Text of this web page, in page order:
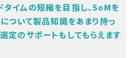
イムの短縮を目指し、SoMを
ついて製品知識をあまり持っ
定のサポートもしてもらえます